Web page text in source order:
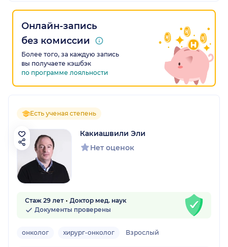
Онлайн-запись
без комиссии
Более того, за каждую запись
вы получаете кэшбэк
по программе лояльности
Есть ученая степень
Какиашвили Эли
Нет оценок
Стаж 29 лет
Доктор мед. наук
Документы проверены
онколог хирург-онколог Взрослый